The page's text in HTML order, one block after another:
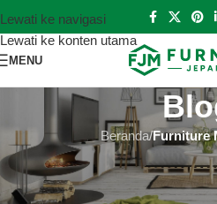
Lewati ke navigasi
Lewati ke konten utama
MENU
Beranda/Furniture
FURNITURE
Dipan Jati